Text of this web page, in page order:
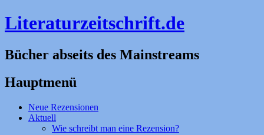
Literaturzeitschrift.de
Bücher abseits des Mainstreams
Hauptmenü
Zum
Inhalt
Neue Rezensionen
Aktuell
Wie schreibt man eine Rezension?